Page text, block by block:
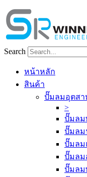
Skip
to
content
Search
หน้าหลัก
สินค้า
ปั๊มลมอุตสา
>
ปั๊มลม
ปั๊มลม
ปั๊มลม
ปั๊มลม
ปั๊มลม